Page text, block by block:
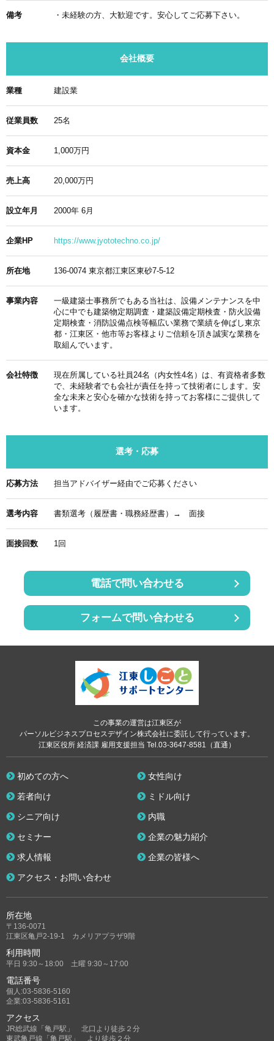
備考 ・未経験の方、大歓迎です。安心してご応募下さい。
会社概要
業種 建設業
従業員数 25名
資本金 1,000万円
売上高 20,000万円
設立年月 2000年 6月
企業HP https://www.jyototechno.co.jp/
所在地 136-0074 東京都江東区東砂7-5-12
事業内容
一級建築士事務所でもある当社は、設備メンテナンスを中
心に中でも建築物定期調査・建築設備定期検査・防火設備
定期検査・消防設備点検等幅広い業務で業績を伸ばし東京
都・江東区・他市等お客様よりご信頼を頂き誠実な業務を
取組んでいます。
会社特徴
現在所属している社員24名（内女性4名）は、有資格者多数
で、未経験者でも会社が責任を持って技術者にします。安
全な未来と安心を確かな技術を持ってお客様にご提供して
います。
選考・応募
応募方法 担当アドバイザー経由でご応募ください
選考内容 書類選考（履歴書・職務経歴書）→ 面接
面接回数 1回
電話で問い合わせる
フォームで問い合わせる
この事業の運営は江東区が
パーソルビジネスプロセスデザイン株式会社に委託して行っています。
江東区役所 経済課 雇用支援担当 Tel.03-3647-8581（直通）
所在地
〒136-0071
江東区亀戸2-19-1 カメリアプラザ9階
利用時間
平日 9:30～18:00 土曜 9:30～17:00
電話番号
個人:03-5836-5160
企業:03-5836-5161
アクセス
JR総武線「亀戸駅」 北口より徒歩２分
東武亀戸線「亀戸駅」 より徒歩２分
初めての方へ 女性向け
若者向け ミドル向け
シニア向け 内職
セミナー 企業の魅力紹介
求人情報 企業の皆様へ
アクセス・お問い合わせ